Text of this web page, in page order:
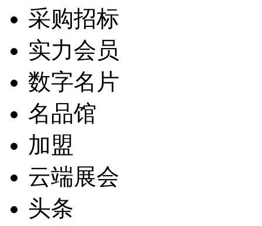
采购招标
实力会员
数字名片
名品馆
加盟
云端展会
头条